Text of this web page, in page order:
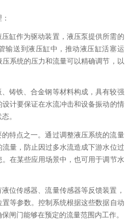
作为驱动装置，液压泵提供所需的
输送到液压缸中，推动液压缸活塞运
系统的压力和流量可以精确调节，以
铁、合金钢等材料构成，具有较强
计要保证在水流冲击和设备振动的情
。
点之一。通过调整液压系统的流量
量，防止因过多水流造成下游水位过
在某些应用场景中，也可用于调节水
传感器、流量传感器等反馈装置，
等参数。控制系统根据这些数据自动
闸门能够在预定的流量范围内工作。